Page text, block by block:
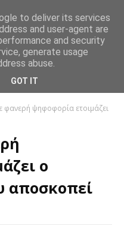
φανερή ψηφοφορία ετοιμάζει
ο
αποσκοπεί
to deliver its services
and user-agent are
and security
generate usage
abuse.
GOT IT